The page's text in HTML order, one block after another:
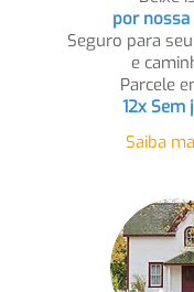
por nossa
Seguro para
e
Parcele
12x Sem
Saiba